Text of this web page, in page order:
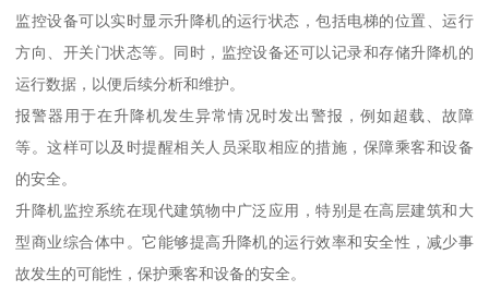
监控设备可以实时显示升降机的运行状态，包括电梯的位置、运行
方向、开关门状态等。同时，监控设备还可以记录和存储升降机的
运行数据，以便后续分析和维护。
报警器用于在升降机发生异常情况时发出警报，例如超载、故障
等。这样可以及时提醒相关人员采取相应的措施，保障乘客和设备
的安全。
升降机监控系统在现代建筑物中广泛应用，特别是在高层建筑和大
型商业综合体中。它能够提高升降机的运行效率和安全性，减少事
故发生的可能性，保护乘客和设备的安全。